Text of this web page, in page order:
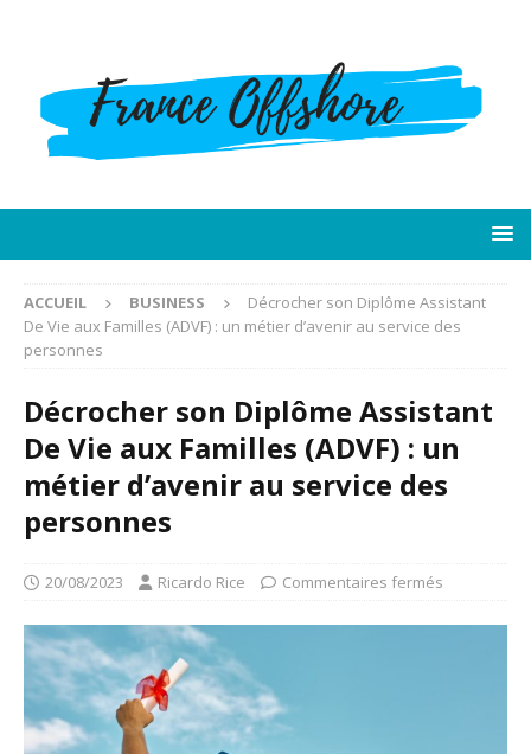
ACCUEIL BUSINESS
Décrocher son Diplôme Assistant
De Vie aux Familles (ADVF) : un métier d’avenir au service des
personnes
Décrocher son Diplôme Assistant
De Vie aux Familles (ADVF) : un
métier d’avenir au service des
personnes
20/08/2023 Ricardo Rice Commentaires fermés